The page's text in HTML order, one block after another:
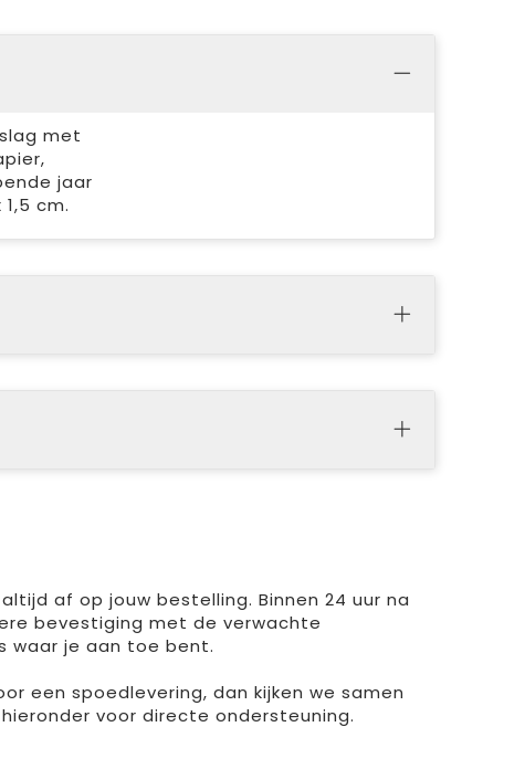
met
jaar
cm.
af op jouw bestelling. Binnen 24 uur na
bevestiging met de verwachte
waar je aan toe bent.
een spoedlevering, dan kijken we samen
voor directe ondersteuning.